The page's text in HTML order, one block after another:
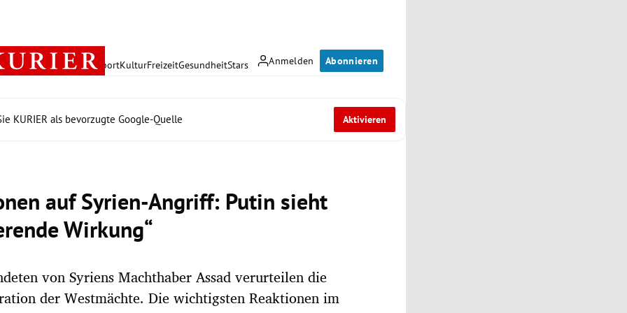
Anmelden Abonnieren
PolitikWirtschaft SportKulturFreizeitGesundheitStars
KURIER als bevorzugte Google-Quelle Aktivieren
auf Syrien-Angriff: Putin sieht
Wirkung“
von Syriens Machthaber Assad verurteilen die
der Westmächte. Die wichtigsten Reaktionen im